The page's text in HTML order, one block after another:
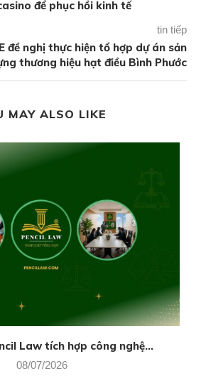
để phục hồi kinh tế
tin tiếp
đề nghị thực hiện tổ hợp dự án sản
thương hiệu hạt điều Bình Phước
MAY ALSO LIKE
Law tích hợp công nghệ...
08/07/2026